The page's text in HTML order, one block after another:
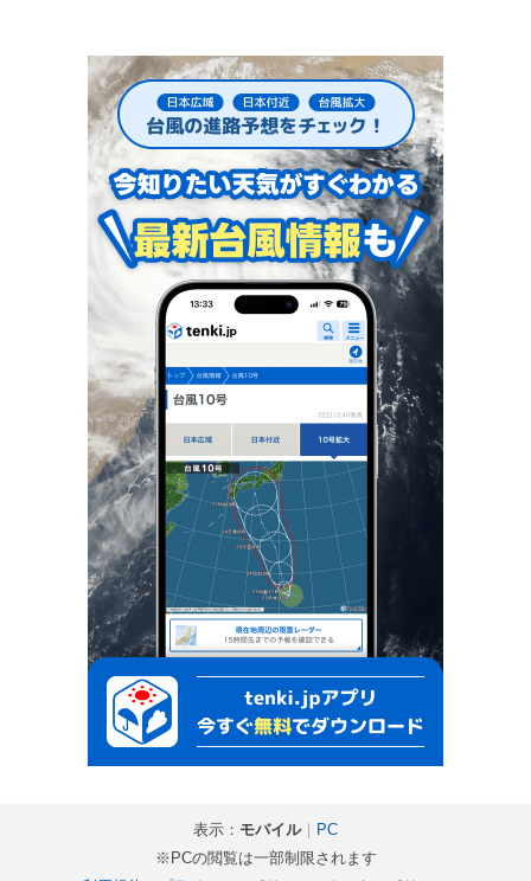
表示： モバイル｜
PC
※PCの閲覧は一部制限されます